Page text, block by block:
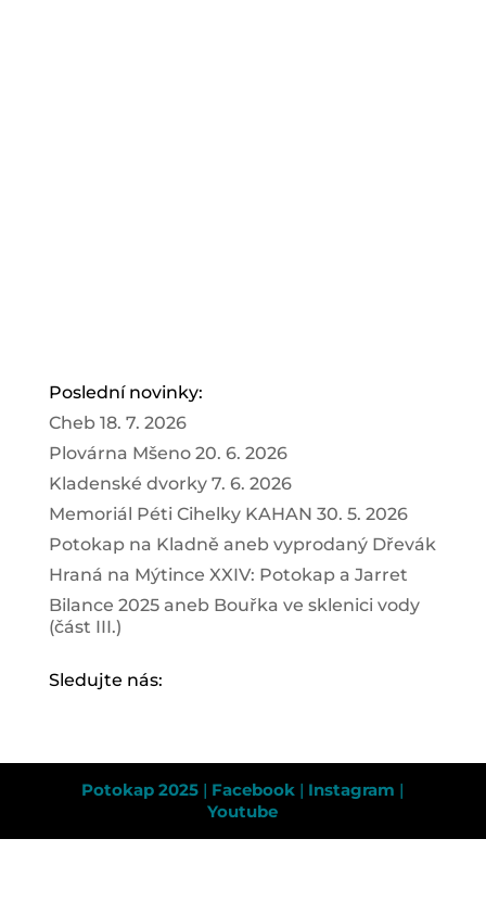
Poslední novinky:
Cheb 18. 7. 2026
Plovárna Mšeno 20. 6. 2026
Kladenské dvorky 7. 6. 2026
Memoriál Péti Cihelky KAHAN 30. 5. 2026
Potokap na Kladně aneb vyprodaný Dřevák
Hraná na Mýtince XXIV: Potokap a Jarret
Bilance 2025 aneb Bouřka ve sklenici vody
(část III.)
Sledujte nás:
Potokap 2025 | Facebook | Instagram |
Youtube